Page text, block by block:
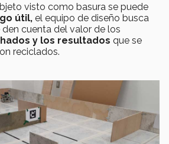
visto como basura se puede
útil, el equipo de diseño busca
cuenta del valor de los
y los resultados que se
reciclados.